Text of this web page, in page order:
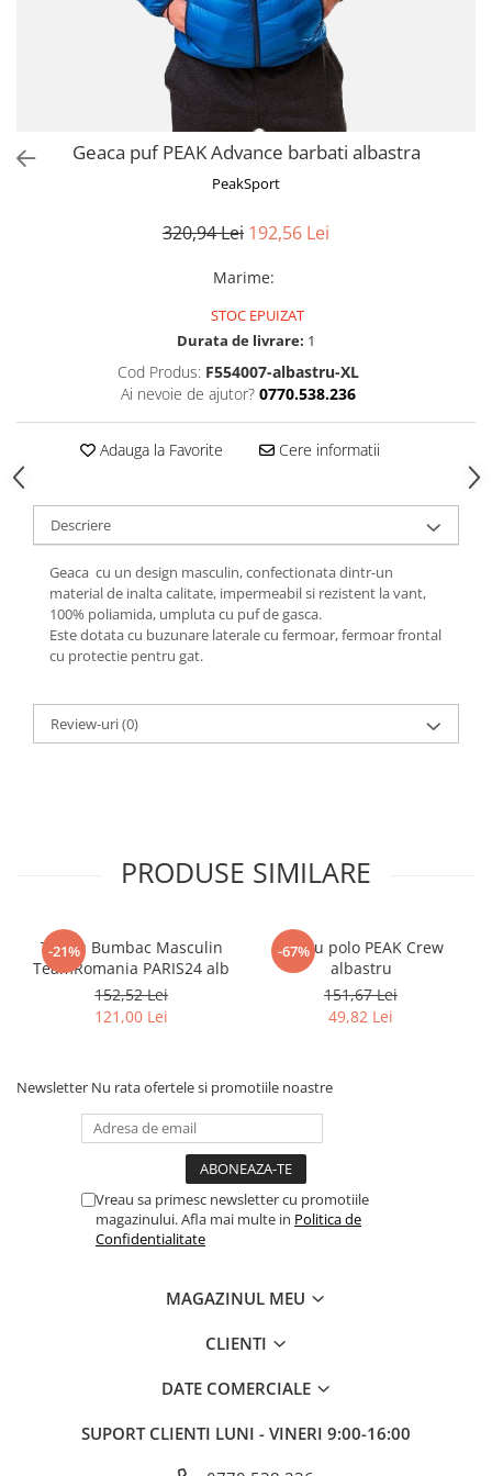
Geaca puf PEAK Advance barbati albastra
PeakSport
320,94 Lei 192,56 Lei
Marime:
STOC EPUIZAT
Durata de livrare: 1
Cod Produs: F554007-albastru-XL
Ai nevoie de ajutor? 0770.538.236
Adauga la Favorite Cere informatii
Descriere
Geaca cu un design masculin, confectionata dintr-un
material de inalta calitate, impermeabil si rezistent la vant,
100% poliamida, umpluta cu puf de gasca.
Este dotata cu buzunare laterale cu fermoar, fermoar frontal
cu protectie pentru gat.
Review-uri(0)
PRODUSE SIMILARE
-21%
Tricou Bumbac Masculin
TeamRomania PARIS24 alb
152,52 Lei
121,00 Lei
-67%
Tricou polo PEAK Crew
albastru
151,67 Lei
49,82 Lei
Newsletter Nu rata ofertele si promotiile noastre
Vreau sa primesc newsletter cu promotiile
magazinului. Afla mai multe in Politica de
Confidentialitate
MAGAZINUL MEU
CLIENTI
DATE COMERCIALE
SUPORT CLIENTI LUNI - VINERI 9:00-16:00